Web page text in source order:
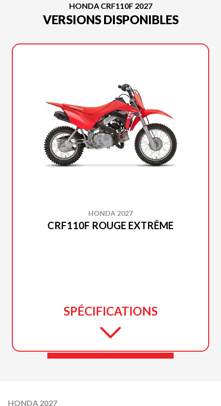
HONDA CRF110F 2027
VERSIONS DISPONIBLES
HONDA 2027
CRF110F ROUGE EXTRÊME
SPÉCIFICATIONS
HONDA 2027